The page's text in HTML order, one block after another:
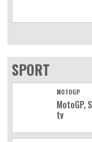
SPORT
MOTOGP
MotoGP,
tv